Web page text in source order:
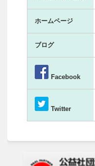
ホームページ
ブログ
Facebook
Twitter